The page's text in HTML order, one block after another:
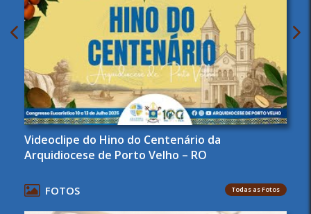
Videoclipe do Hino do Centenário da
Arquidiocese de Porto Velho – RO
FOTOS Todas as Fotos